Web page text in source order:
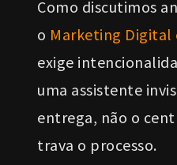
Como discutimos
o Marketing Digital
exige
uma assistente
entrega, não o
trava o processo.